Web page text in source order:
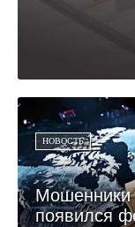
НОВОСТЬ
Мошенники
появился